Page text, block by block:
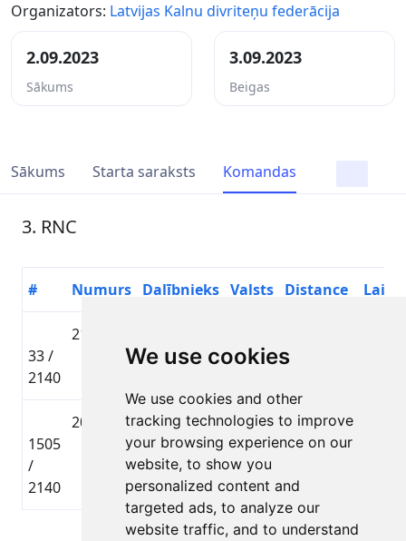
We use cookies
We use cookies and other
tracking technologies to improve
your browsing experience on our
website, to show you
personalized content and
targeted ads, to analyze our
website traffic, and to understand
Organizators: Latvijas Kalnu divriteņu federācija
2.09.2023
Sākums
3.09.2023
Beigas
Sākums Starta saraksts Komandas
3. RNC
# Numurs Dalībnieks Valsts Distance Laiks
33 /
2140
2196
Šika
LAT
brauciens
1505
/
2140
2056
Mārtiņš
Ranka
🇱🇻
LAT
Tautas
brauciens